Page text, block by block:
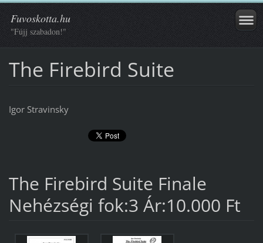
Fuvoskotta.hu
"Fújj szabadon!"
The Firebird Suite
Igor Stravinsky
The Firebird Suite Finale
Nehézségi fok:3 Ár:10.000 Ft